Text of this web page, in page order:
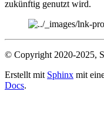
zukünftig genutzt wird.
© Copyright 2020-2025,
Erstellt mit Sphinx mit
Docs.